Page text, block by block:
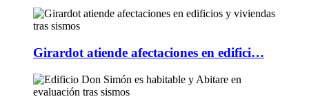
Girardot atiende afectaciones en edifici…